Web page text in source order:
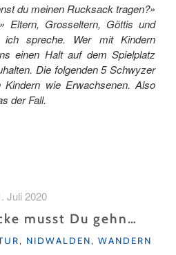
du meinen Rucksack tragen?»
Eltern, Grosseltern, Göttis und
ich spreche. Wer mit Kindern
einen Halt auf dem Spielplatz
Die folgenden 5 Schwyzer
Kindern wie Erwachsenen. Also
der Fall.
Juli 2020
musst Du gehn…
, NIDWALDEN, WANDERN